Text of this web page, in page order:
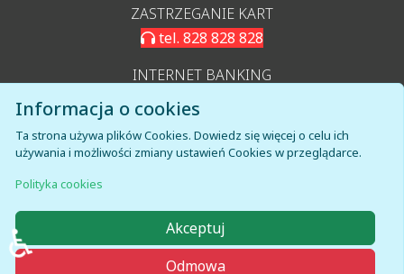
Informacja o cookies
Ta strona używa plików Cookies. Dowiedz się więcej o celu ich
używania i możliwości zmiany ustawień Cookies w przeglądarce.
Polityka cookies
Akceptuj
Odmowa
ZASTRZEGANIE KART
tel. 828 828 828
INTERNET BANKING
LOGOWANIE IB
KARTOSFERA
LOGOWANIE KARTOSFERA